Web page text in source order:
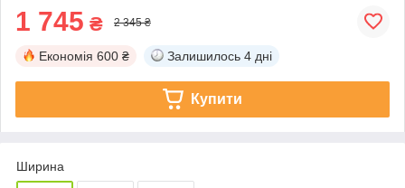
1 745 ₴ 2 345 ₴
Економія 600 ₴ Залишилось 4 дні
Купити
Ширина